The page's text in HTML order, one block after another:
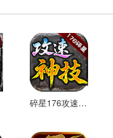
老板的好处非常高。别
前期尽快升级，抢占地
碎星176攻速神技 热门下载